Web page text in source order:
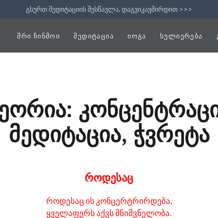
გსურთ მედიტაციის შესწავლა, დაგვიკავშირდით >>>
ᲨᲠᲘ ᲩᲘᲜᲛᲝᲘ ᲛᲔᲓᲘᲢᲐᲪᲘᲐ ᲘᲝᲒᲐ ᲡᲣᲚᲘᲔᲠᲔᲑᲐ
მედიტაცია, ჭვრეტა
როდესაც
როდესაც ის კონცერტრირდება,
ყველაფერს აქვს მნიშვნელობა.